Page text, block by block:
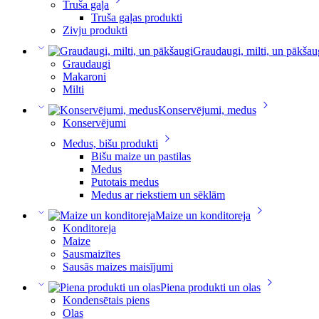
Truša gaļa
Truša gaļas produkti
Zivju produkti
Graudaugi, milti, un
Graudaugi
Makaroni
Milti
Konservējumi, medus
Konservējumi
Medus, bišu produkti
Bišu maize un pastilas
Medus
Putotais medus
Medus ar riekstiem un sēklām
Maize un konditoreja
Konditoreja
Maize
Sausmaizītes
Sausās maizes maisījumi
Piena produkti un olas
Kondensētais piens
Olas